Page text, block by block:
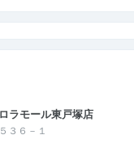
ラモール東戸塚店
３６－１